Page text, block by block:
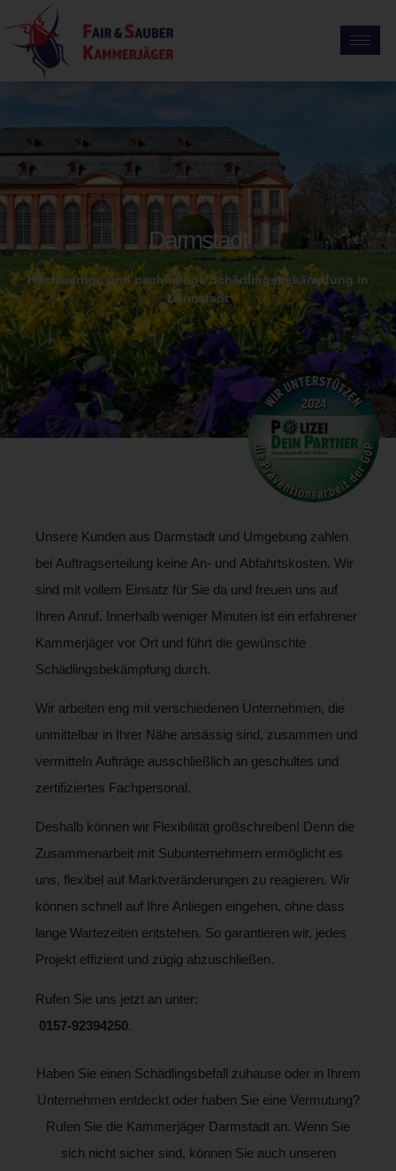
Darmstadt
Hochwertige und nachhaltige Schädlingsbekämpfung in
Darmstadt
Unsere Kunden aus Darmstadt und Umgebung zahlen
bei Auftragserteilung keine An- und Abfahrtskosten. Wir
sind mit vollem Einsatz für Sie da und freuen uns auf
Ihren Anruf. Innerhalb weniger Minuten ist ein erfahrener
Kammerjäger vor Ort und führt die gewünschte
Schädlingsbekämpfung durch.
Wir arbeiten eng mit verschiedenen Unternehmen, die
unmittelbar in Ihrer Nähe ansässig sind, zusammen und
vermitteln Aufträge ausschließlich an geschultes und
zertifiziertes Fachpersonal.
Deshalb können wir Flexibilität großschreiben! Denn die
Zusammenarbeit mit Subunternehmern ermöglicht es
uns, flexibel auf Marktveränderungen zu reagieren. Wir
können schnell auf Ihre Anliegen eingehen, ohne dass
lange Wartezeiten entstehen. So garantieren wir, jedes
Projekt effizient und zügig abzuschließen.
Rufen Sie uns jetzt an unter:
0157-92394250.
Haben Sie einen Schädlingsbefall zuhause oder in Ihrem
Unternehmen entdeckt oder haben Sie eine Vermutung?
Rufen Sie die Kammerjäger Darmstadt an. Wenn Sie
sich nicht sicher sind, können Sie auch unseren